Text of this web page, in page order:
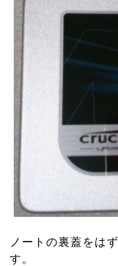
ノートの裏蓋をは
す。